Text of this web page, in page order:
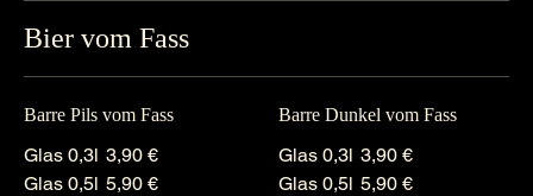
Bier vom Fass
Barre Pils vom Fass
Glas 0,3l 3,90 €
Glas 0,5l 5,90 €
Barre Dunkel vom Fass
Glas 0,3l 3,90 €
Glas 0,5l 5,90 €